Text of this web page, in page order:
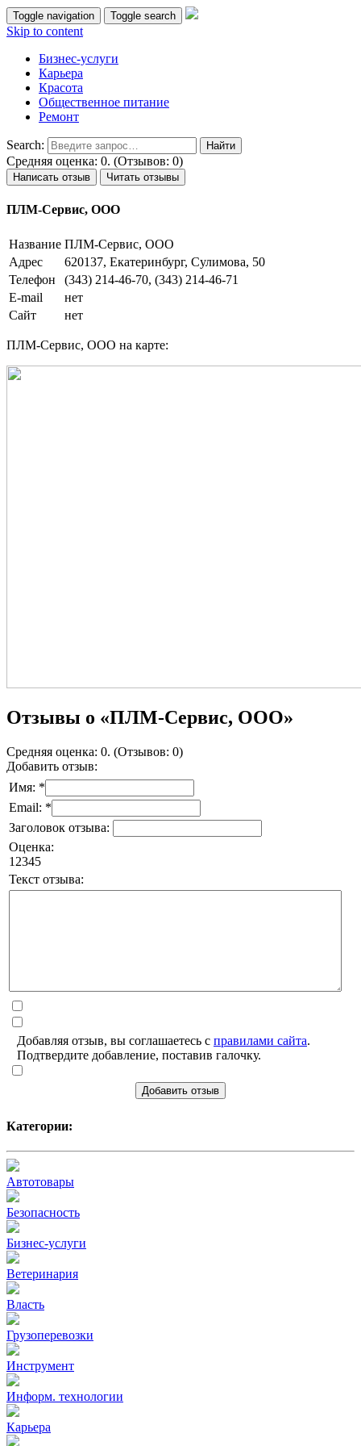
Toggle navigation Toggle search
Skip to content
Бизнес-услуги
Карьера
Красота
Общественное питание
Ремонт
Search:
Средняя оценка: 0. (Отзывов: 0)
Написать отзыв Читать отзывы
ПЛМ-Сервис, ООО
Название ПЛМ-Сервис, ООО
Адрес
620137, Екатеринбург, Сулимова, 50
Телефон
(343) 214-46-70, (343) 214-46-71
E-mail
нет
Сайт
нет
ПЛМ-Сервис, ООО на карте:
Отзывы о «ПЛМ-Сервис, ООО»
Средняя оценка: 0. (Отзывов: 0)
Добавить отзыв:
Имя: *
Email: *
Заголовок отзыва:
Оценка:
1 2345
Текст отзыва:
Добавляя отзыв, вы соглашаетесь с правилами сайта.
Подтвердите добавление, поставив галочку.
Добавить отзыв
Категории:
Автотовары
Безопасность
Бизнес-услуги
Ветеринария
Власть
Грузоперевозки
Инструмент
Информ. технологии
Карьера